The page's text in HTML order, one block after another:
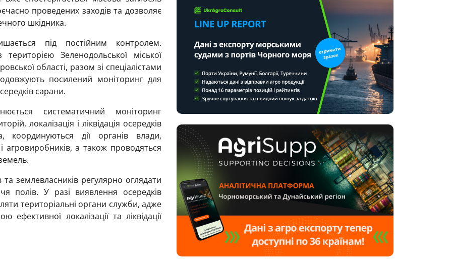
проведених заходів та дозволяє
шкідника.
під постійним контролем.
Зеленодольської міської
області, разом зі спеціалістами
посилений моніторинг для
сарани.
систематичний моніторинг
локалізація і ліквідація осередків
координуються дії органів влади,
а також проводяться
землевласників регулярно оглядати
полів. У разі виявлення осередків
територіальні органи служби, адже
локалізації та ліквідації